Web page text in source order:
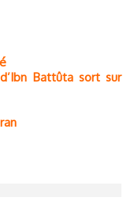
Battûta sort sur